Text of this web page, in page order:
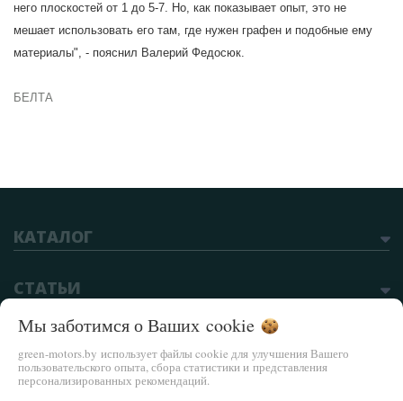
него плоскостей от 1 до 5-7. Но, как показывает опыт, это не
мешает использовать его там, где нужен графен и подобные ему
материалы", - пояснил Валерий Федосюк.
БЕЛТА
КАТАЛОГ
СТАТЬИ
Частное предприятие "ЮджиКоАвто"
Режим работы: Пн , Вт , Ср , Чт , Пт c 09:00 до 18:00 ; Сб c 09:00 до 15:00
Мы заботимся о Ваших cookie
green-motors.by использует файлы cookie для улучшения Вашего
пользовательского опыта, сбора статистики и представления
персонализированных рекомендаций.